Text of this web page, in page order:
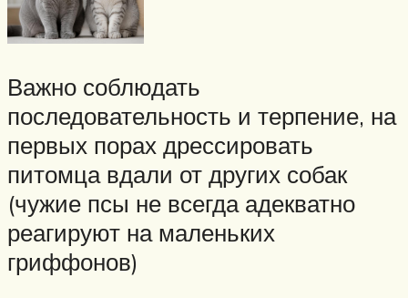
Важно соблюдать
последовательность и терпение, на
первых порах дрессировать
питомца вдали от других собак
(чужие псы не всегда адекватно
реагируют на маленьких
гриффонов)